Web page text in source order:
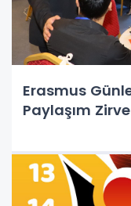
Erasmus
Paylaşım